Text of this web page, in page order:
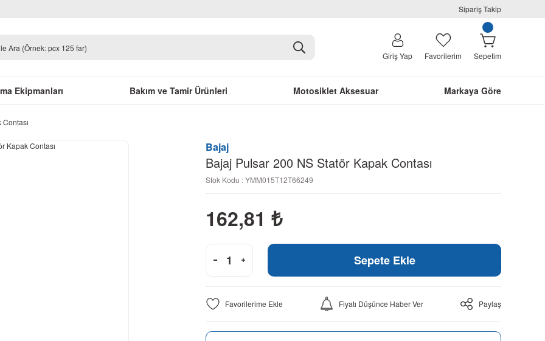
Sipariş Takip
Giriş Yap Favorilerim Sepetim
Ekipmanları Bakım ve Tamir Ürünleri Motosiklet Aksesuar Markaya Göre
Bajaj
Bajaj Pulsar 200 NS Statör Kapak Contası
Stok Kodu : YMM015T12T66249
162,81 ₺
Sepete Ekle
Fiyatı Düşünce Haber Ver Paylaş